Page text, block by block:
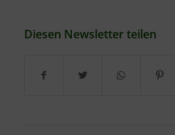
Diesen Newsletter teilen